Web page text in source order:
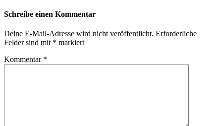
Schreibe einen Kommentar
Deine E-Mail-Adresse wird nicht veröffentlicht. Erforderliche
Felder sind mit * markiert
Kommentar *